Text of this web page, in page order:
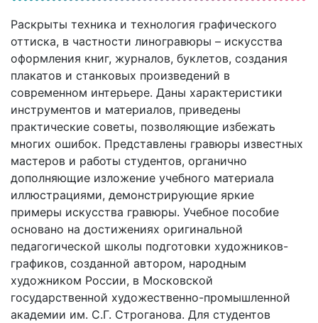
Раскрыты техника и технология графического
оттиска, в частности линогравюры – искусства
оформления книг, журналов, буклетов, создания
плакатов и станковых произведений в
современном интерьере. Даны характеристики
инструментов и материалов, приведены
практические советы, позволяющие избежать
многих ошибок. Представлены гравюры известных
мастеров и работы студентов, органично
дополняющие изложение учебного материала
иллюстрациями, демонстрирующие яркие
примеры искусства гравюры. Учебное пособие
основано на достижениях оригинальной
педагогической школы подготовки художников-
графиков, созданной автором, народным
художником России, в Московской
государственной художественно-промышленной
академии им. С.Г. Строганова. Для студентов